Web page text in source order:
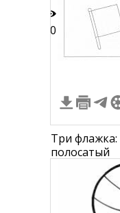
10
Три
полосатый